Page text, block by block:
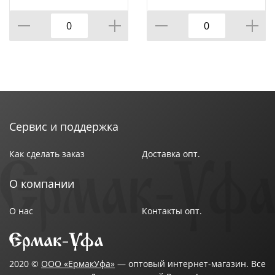
Материал лезвия : Нержавеющая сталь
Длина ножа : 23 см
Цвет рукоятки : Белый
ПОДСТАВКЕ 8 ПР.,
КОР=6НАБОР.
Сервис и поддержка
Как сделать заказ Доставка опт.
О компании
О нас Контакты опт.
2020 © ООО «ЕрмакУфа» — оптовый интернет-магазин. Все